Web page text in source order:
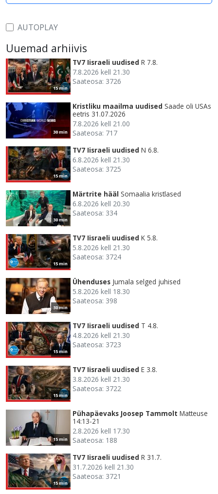
AUTOPLAY
Uuemad arhiivis
15 min
TV7 Iisraeli uudised R 7.8.
7.8.2026 kell 21.30
Saateosa: 3726
30 min
Kristliku maailma uudised Saade oli USAs
eetris 31.07.2026
7.8.2026 kell 21.00
Saateosa: 717
15 min
TV7 Iisraeli uudised N 6.8.
6.8.2026 kell 21.30
Saateosa: 3725
30 min
Märtrite hääl Somaalia kristlased
6.8.2026 kell 20.30
Saateosa: 334
15 min
TV7 Iisraeli uudised K 5.8.
5.8.2026 kell 21.30
Saateosa: 3724
30 min
Ühenduses Jumala selged juhised
5.8.2026 kell 18.30
Saateosa: 398
15 min
TV7 Iisraeli uudised T 4.8.
4.8.2026 kell 21.30
Saateosa: 3723
15 min
TV7 Iisraeli uudised E 3.8.
3.8.2026 kell 21.30
Saateosa: 3722
15 min
Pühapäevaks Joosep Tammolt Matteuse
14:13-21
2.8.2026 kell 17.30
Saateosa: 188
15 min
TV7 Iisraeli uudised R 31.7.
31.7.2026 kell 21.30
Saateosa: 3721